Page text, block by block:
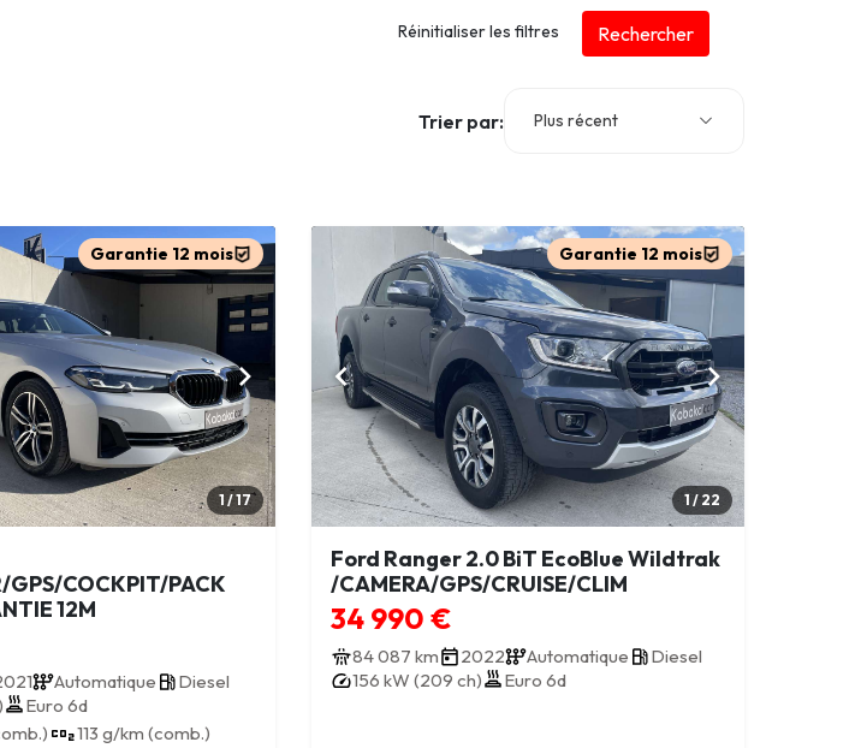
Réinitialiser les filtres Rechercher
Trier par: Plus récent
Garantie 12 mois
1 / 17
COCKPIT/PACK
12M
Automatique
Diesel
Euro 6d
113 g/km (comb.)
Garantie 12 mois
1 / 22
Ford Ranger 2.0 BiT EcoBlue Wildtrak
/CAMERA/GPS/CRUISE/CLIM
34 990 €
84 087 km 2022 Automatique
Diesel
156 kW (209 ch)
Euro 6d